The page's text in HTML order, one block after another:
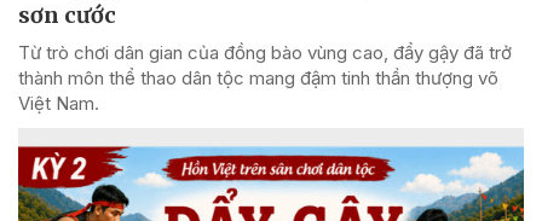
sơn cước
Từ trò chơi dân gian của đồng bào vùng cao, đẩy gậy đã trở
thành môn thể thao dân tộc mang đậm tinh thần thượng võ
Việt Nam.